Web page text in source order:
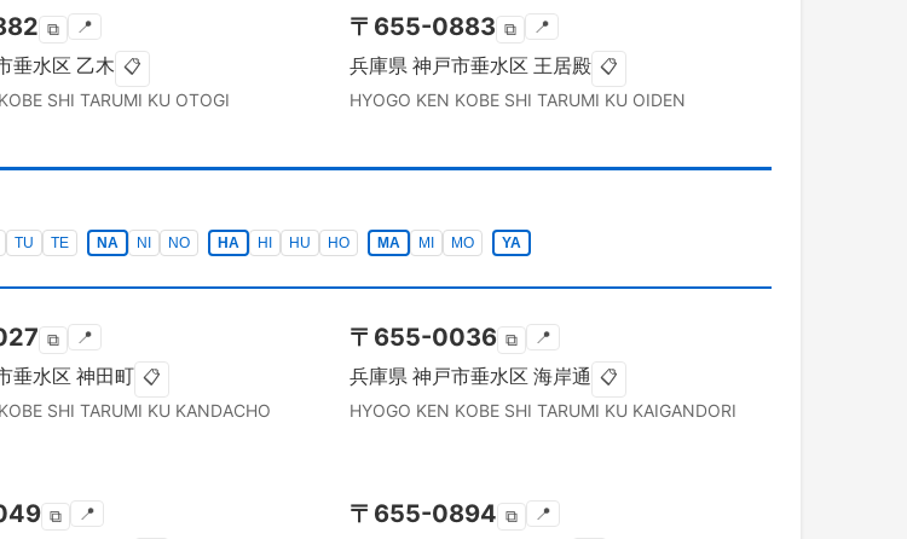
⧉ 📍
垂水区 乙木 📋
KOBE SHI TARUMI KU OTOGI
〒 655-0883 ⧉ 📍
兵庫県 神戸市垂水区 王居殿 📋
HYOGO KEN KOBE SHI TARUMI KU OIDEN
TU TE NA NI NO HA HI HU HO MA MI MO YA
⧉ 📍
垂水区 神田町 📋
KOBE SHI TARUMI KU KANDACHO
〒 655-0036 ⧉ 📍
兵庫県 神戸市垂水区 海岸通 📋
HYOGO KEN KOBE SHI TARUMI KU KAIGANDORI
⧉ 📍 〒 655-0894 ⧉ 📍